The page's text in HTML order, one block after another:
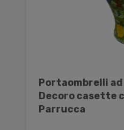
Portaombrelli
Decoro casette
Parrucca